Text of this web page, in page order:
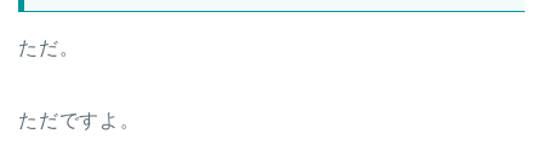
ただ。
ただですよ。